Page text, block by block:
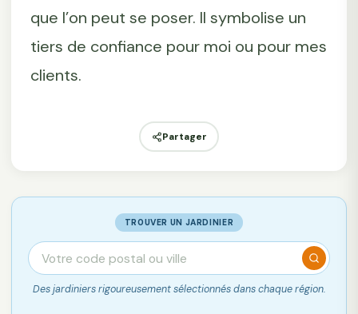
que l’on peut se poser. Il symbolise un
tiers de confiance pour moi ou pour mes
clients.
Partager
TROUVER UN JARDINIER
Des jardiniers rigoureusement sélectionnés dans chaque région.